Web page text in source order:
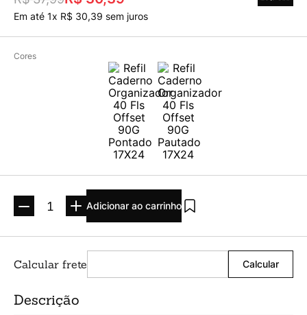
Em até 1x R$ 30,39 sem juros
Cores
Adicionar ao carrinho
Descrição
Caderneta